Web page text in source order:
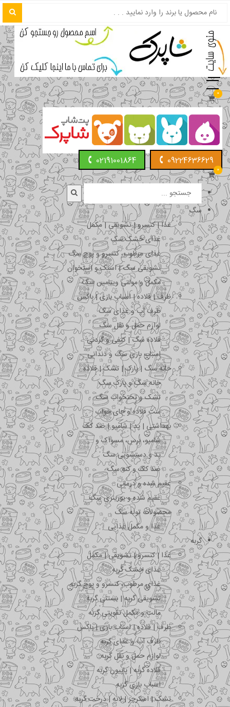
0
09224636629
02191001864
0
سگ
غذا | کنسرو | تشویقی | مکمل
غذای خشک سگ
غذای مرطوب، کنسرو و پوچ سگ
تشویقی سگ | اسنک و استخوان
مکمل و مولتی ویتامین سگ
ظرف | قلاده | اسباب بازی | باکس
ظرف آب و غذای سگ
لوازم حمل و نقل سگ
قلاده سگ | کتفی و گردنی
اسباب بازی سگ و دندانی
خانه سگ | پارک | تشک | قلاده
خانه سگ و پارک سگ
تشک و تختخواب سگ
ست قلاده و جای خواب
بهداشتی | پد | شامپو | ضد کک
شامپو، برس، مسواک و …
پد و دستشویی سگ
ضد کک و کنه سگ
عقیم شده و درمانی
عقیم شده و یورینری سگ
محصولات توله سگ
غذا و مکمل غذایی
گربه
غذا | کنسرو | تشویقی | مکمل
غذای خشک گربه
غذای مرطوب، کنسرو و پوچ گربه
تشویقی گربه | بستنی گربه
مالت و مکمل تقویتی گربه
ظرف | قلاده | اسباب بازی | باکس
ظرف آب و غذای گربه
لوازم حمل و نقل گربه
قلاده گربه | پاپیون گربه
اسباب بازی گربه
تشک | اسکرچر | لانه | درخت گربه